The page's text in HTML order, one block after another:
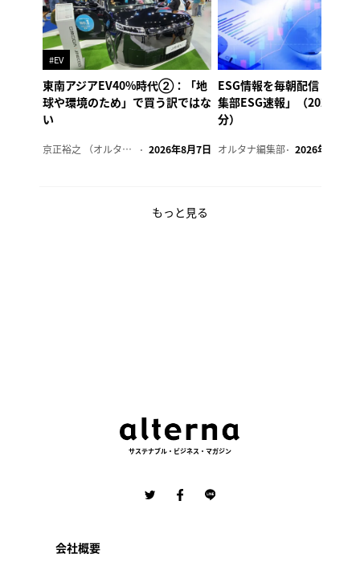
#EV
東南アジアEV40%時代②：「地
球や環境のため」で買う訳ではな
い
京正裕之 （オルタナ副編集長） 2026年8月7日
ESG情報を毎朝配信「オル
集部ESG速報」（2026年8
分）
オルタナ編集部 2026年8月7日
もっと見る
サステナブル・ビジネス・マガジン
会社概要